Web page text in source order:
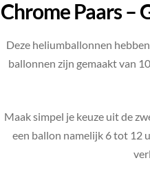
Chrome Paars –
Deze heliumballonnen
ballonnen zijn gemaakt van
Maak simpel je keuze uit de
een ballon namelijk 6 tot 12